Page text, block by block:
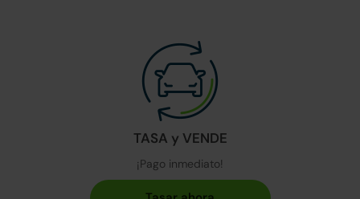
TASA y VENDE
¡Pago inmediato!